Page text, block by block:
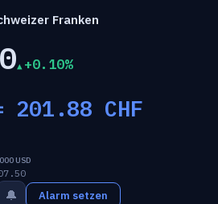
Franken
+0.10%
201.88 CHF
USD
🔔 Alarm setzen